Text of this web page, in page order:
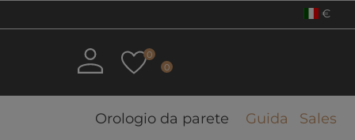
€
0
0
Orologio da parete Guida Sales